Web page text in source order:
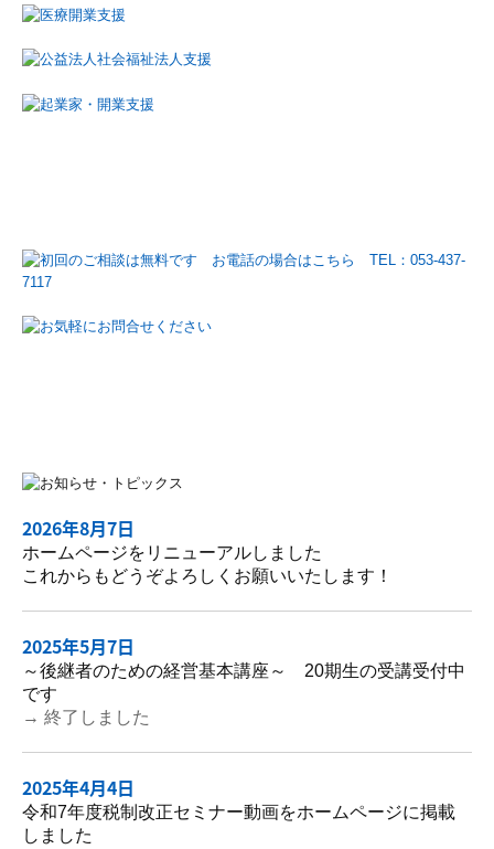
2026年8月7日
ホームページをリニューアルしました
これからもどうぞよろしくお願いいたします！
2025年5月7日
～後継者のための経営基本講座～ 20期生の受講受付中
です
→ 終了しました
2025年4月4日
令和7年度税制改正セミナー動画をホームページに掲載
しました